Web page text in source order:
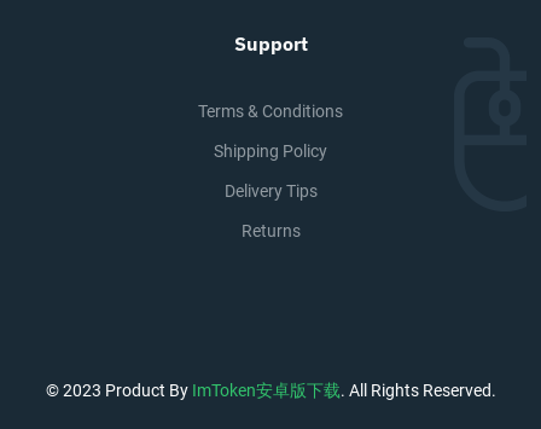
Support
Terms & Conditions
Shipping Policy
Delivery Tips
Returns
© 2023 Product By ImToken安卓版下载. All Rights Reserved.